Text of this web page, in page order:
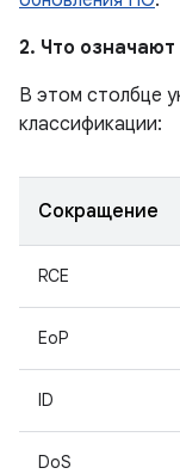
2. Что
В этом столбце
классификации:
Сокращение
RCE
EoP
ID
DoS